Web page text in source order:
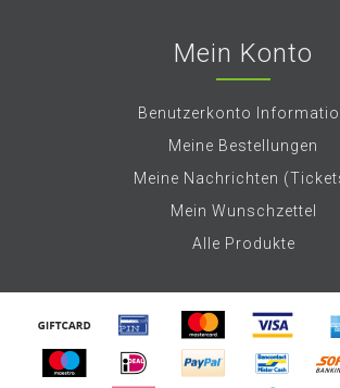
Mein Konto
Benutzerkonto
Meine Bestellungen
Meine Nachrichten
Mein Wunschzettel
Alle Produkte